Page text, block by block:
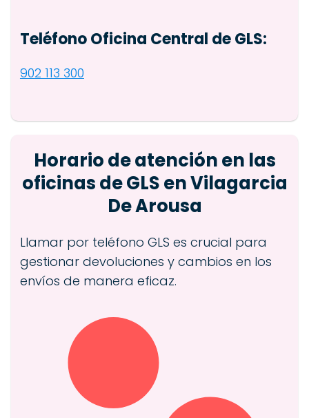
Teléfono Oficina Central de GLS:
902 113 300
Horario de atención en las
oficinas de GLS en Vilagarcia
De Arousa
Llamar por teléfono GLS es crucial para
gestionar devoluciones y cambios en los
envíos de manera eficaz.